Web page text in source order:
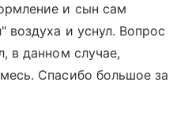
и сын сам
воздуха и уснул. Вопрос
в данном случае,
Спасибо большое за